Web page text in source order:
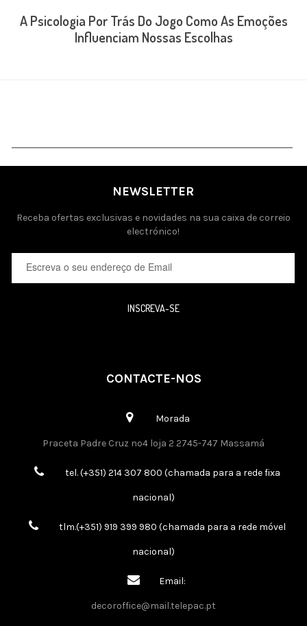
A Psicologia Por Trás Do Jogo Como As Emoções
Influenciam Nossas Escolhas
NEWSLETTER
Receba ofertas exclusivas e novidades na sua caixa de correio
electrónico!
INSCREVA-SE
CONTACTE-NOS
Morada
Praceta Padre Cruz nº4 loja 2 2745-747 Massamá
tel. (+351) 214 307 800 (chamada para a rede fixa
nacional)
tlm.(+351) 919 399 980 (chamada para a rede móvel
nacional)
Email:
decoroffice@mail.telepac.pt